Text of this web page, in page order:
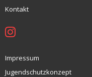
Kontakt
Impressum
Jugendschutzkonzept